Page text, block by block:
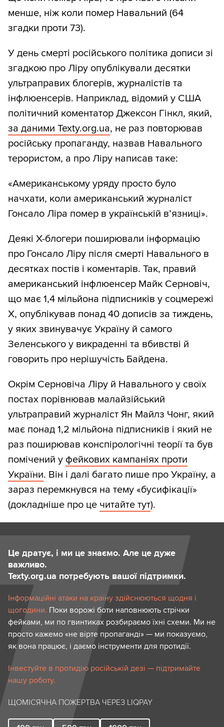
менше, ніж коли помер Навальний (64
згадки проти 73).
У день смерті російського політика дописи зі
згадкою про Ліру опублікували десятки
ультраправих блогерів, журналістів та
інфлюенсерів. Наприклад, відомий у США
політичний коментатор Джексон Гінкл, який,
за даними Texty.org.ua, не раз повторював
російську пропаганду, назвав Навального
терористом, а про Ліру написав таке:
«Американському уряду просто було
начхати, коли американський журналіст
Гонсало Ліра помер в українській вʼязниці».
Деякі Х-блогери поширювали інформацію
про Гонсало Ліру після смерті Навального в
десятках постів і коментарів. Так, правий
американський інфлюенсер Майк Серновiч,
що має 1,4 мільйона підписників у соцмережі
X, опублікував понад 40 дописів за тиждень,
у яких звинувачує Україну й самого
Зеленського у викраденні та вбивстві й
говорить про нерішучість Байдена.
Окрім Серновіча Ліру й Навального у своїх
постах порівнював малайзійський
ультраправий журналіст Ян Майлз Чонг, який
має понад 1,2 мільйона підписників і який не
раз поширював конспірологічні теорії та був
помічений у фейкових кампаніях проти
України. Він і далі багато пише про Україну, а
зараз перемкнувся на тему «бусифікації»
(докладніше про це читайте тут).
Це дратує, і ми це знаємо. Але це дуже
важливо.
Texty.org.ua потребують вашої підтримки.
Інформаційні атаки на країну здійснюються щодня і
щогодини. Поки ворожі боти наповнюють стрічки
фейками, ми по гвинтиках розбираємо їхні схеми. Ми не
просто кажемо «не вірте пропаганді» — ми показуємо,
як вона працює, і даємо інструменти для протидії.
Інвестуйте в протидію російській дезі — підтримайте
нашу роботу.
ЩОМІСЯЧНА ПОЖЕРТВА ЧЕРЕЗ LIQPAY